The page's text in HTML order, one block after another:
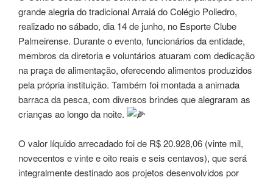
grande alegria do tradicional Arraiá do Colégio Poliedro,
realizado no sábado, dia 14 de junho, no Esporte Clube
Palmeirense. Durante o evento, funcionários da entidade,
membros da diretoria e voluntários atuaram com dedicação
na praça de alimentação, oferecendo alimentos produzidos
pela própria instituição. Também foi montada a animada
barraca da pesca, com diversos brindes que alegraram as
crianças ao longo da noite.
O valor líquido arrecadado foi de R$ 20.928,06 (vinte mil,
novecentos e vinte e oito reais e seis centavos), que será
integralmente destinado aos projetos desenvolvidos por